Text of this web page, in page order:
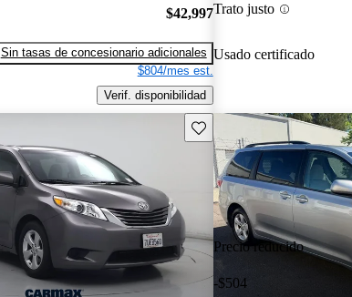
$42,997
Sin tasas de concesionario adicionales
$804/mes est.
Verif. disponibilidad
Trato justo
Usado certificado
Guarda este Aviso
Precio reducido
-$504